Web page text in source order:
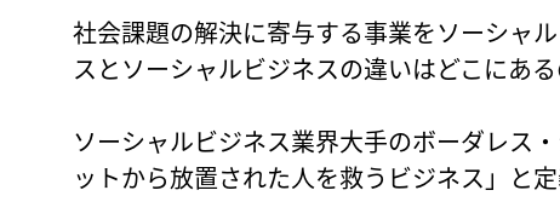
社会課題の解決に寄与する事業をソーシャ
スとソーシャルビジネスの違いはどこにある
ソーシャルビジネス業界大手のボーダレス
ットから放置された人を救うビジネス」と定